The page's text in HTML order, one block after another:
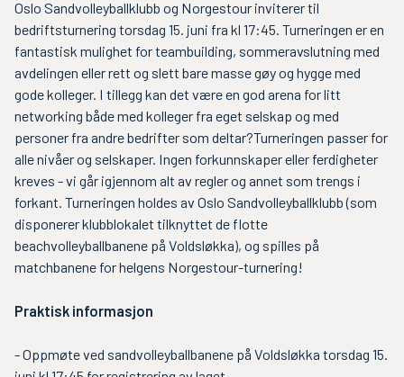
Oslo Sandvolleyballklubb og Norgestour inviterer til
bedriftsturnering torsdag 15. juni fra kl 17:45. Turneringen er en
fantastisk mulighet for teambuilding, sommeravslutning med
avdelingen eller rett og slett bare masse gøy og hygge med
gode kolleger. I tillegg kan det være en god arena for litt
networking både med kolleger fra eget selskap og med
personer fra andre bedrifter som deltar?Turneringen passer for
alle nivåer og selskaper. Ingen forkunnskaper eller ferdigheter
kreves - vi går igjennom alt av regler og annet som trengs i
forkant. Turneringen holdes av Oslo Sandvolleyballklubb (som
disponerer klubblokalet tilknyttet de flotte
beachvolleyballbanene på Voldsløkka), og spilles på
matchbanene for helgens Norgestour-turnering!
Praktisk informasjon
- Oppmøte ved sandvolleyballbanene på Voldsløkka torsdag 15.